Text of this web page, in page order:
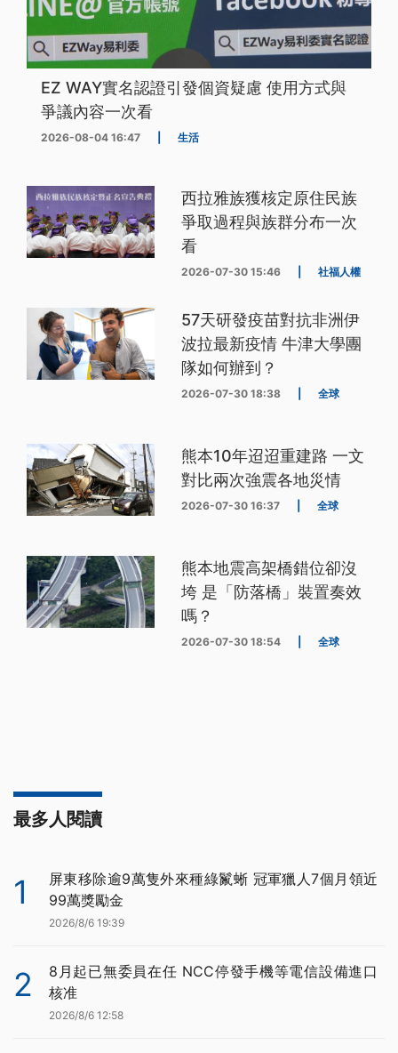
EZ WAY實名認證引發個資疑慮 使用方式與
爭議內容一次看
2026-08-04 16:47 生活
西拉雅族獲核定原住民族
爭取過程與族群分布一次
看
2026-07-30 15:46 社福人權
57天研發疫苗對抗非洲伊
波拉最新疫情 牛津大學團
隊如何辦到？
2026-07-30 18:38 全球
熊本10年迢迢重建路 一文
對比兩次強震各地災情
2026-07-30 16:37 全球
熊本地震高架橋錯位卻沒
垮 是「防落橋」裝置奏效
嗎？
2026-07-30 18:54 全球
最多人閱讀
1
屏東移除逾9萬隻外來種綠鬣蜥 冠軍獵人7個月領近
99萬獎勵金
2026/8/6 19:39
2
8月起已無委員在任 NCC停發手機等電信設備進口
核准
2026/8/6 12:58